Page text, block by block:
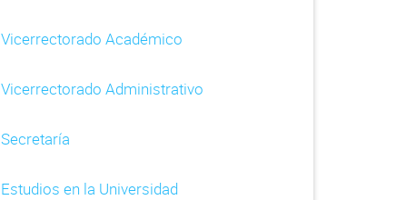
Vicerrectorado Académico
Vicerrectorado Administrativo
Secretaría
Estudios en la Universidad